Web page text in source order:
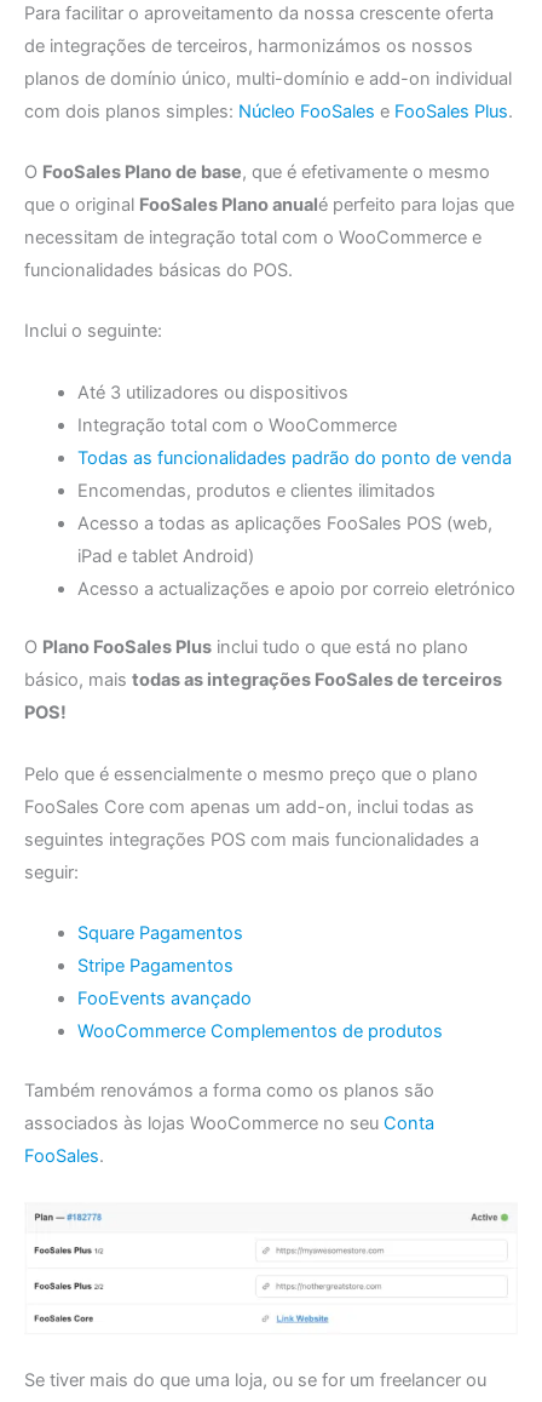
Para facilitar o aproveitamento da nossa crescente oferta
de integrações de terceiros, harmonizámos os nossos
planos de domínio único, multi-domínio e add-on individual
com dois planos simples: Núcleo FooSales e FooSales Plus.
O FooSales Plano de base, que é efetivamente o mesmo
que o original FooSales Plano anualé perfeito para lojas que
necessitam de integração total com o WooCommerce e
funcionalidades básicas do POS.
Inclui o seguinte:
Até 3 utilizadores ou dispositivos
Integração total com o WooCommerce
Todas as funcionalidades padrão do ponto de venda
Encomendas, produtos e clientes ilimitados
Acesso a todas as aplicações FooSales POS (web,
iPad e tablet Android)
Acesso a actualizações e apoio por correio eletrónico
O Plano FooSales Plus inclui tudo o que está no plano
básico, mais todas as integrações FooSales de terceiros
POS!
Pelo que é essencialmente o mesmo preço que o plano
FooSales Core com apenas um add-on, inclui todas as
seguintes integrações POS com mais funcionalidades a
seguir:
Square Pagamentos
Stripe Pagamentos
FooEvents avançado
WooCommerce Complementos de produtos
Também renovámos a forma como os planos são
associados às lojas WooCommerce no seu Conta
FooSales.
Se tiver mais do que uma loja, ou se for um freelancer ou